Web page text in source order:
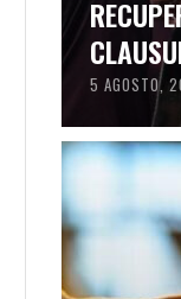
5 AGOSTO,